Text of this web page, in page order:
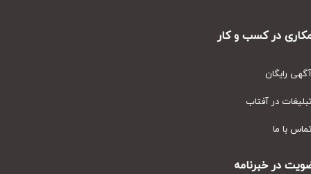
در کسب و کار
رایگان
در آفتاب
با ما
در خبرنامه